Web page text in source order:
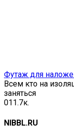
Футаж для
Всем кто на
заняться
011.7к.
NIBBL.RU